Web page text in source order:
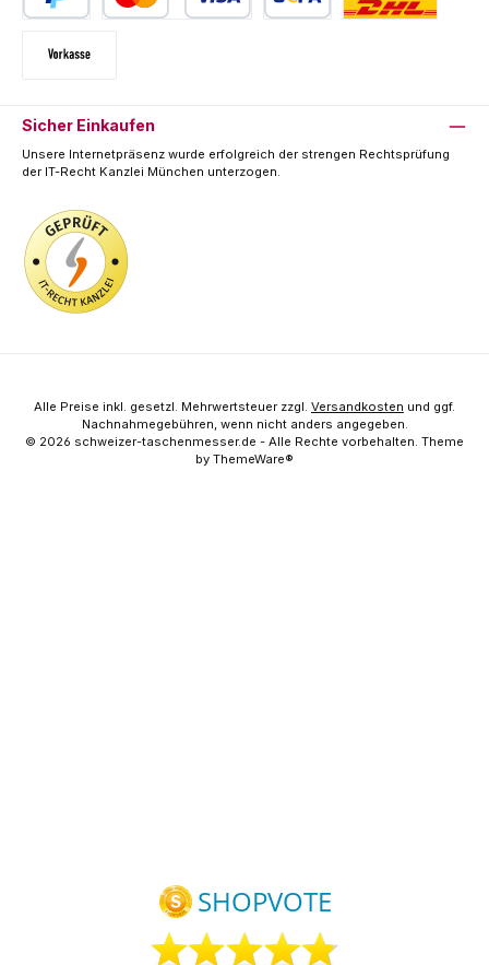
Sicher Einkaufen
Unsere Internetpräsenz wurde erfolgreich der strengen Rechtsprüfung
der IT-Recht Kanzlei München unterzogen.
Alle Preise inkl. gesetzl. Mehrwertsteuer zzgl. Versandkosten und ggf.
Nachnahmegebühren, wenn nicht anders angegeben.
© 2026 schweizer-taschenmesser.de - Alle Rechte vorbehalten. Theme
by ThemeWare®